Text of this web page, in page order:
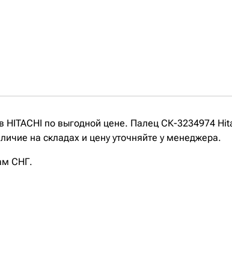
по выгодной цене. Палец СК-3234974
на складах и цену уточняйте у менеджера.
СНГ.